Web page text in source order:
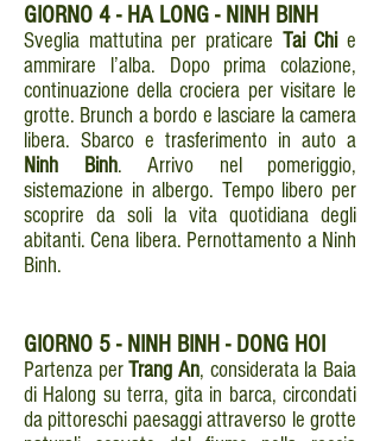
GIORNO 4 - HA LONG - NINH BINH
Sveglia mattutina per praticare Tai Chie
ammirare l’alba. Dopo prima colazione,
continuazione della crociera per visitare le
grotte. Brunch a bordo e lasciare la camera
libera. Sbarco e trasferimento in auto a
Ninh Binh. Arrivo nel pomeriggio,
sistemazione in albergo. Tempo libero per
scoprire da soli la vita quotidiana degli
abitanti. Cena libera. Pernottamento a Ninh
Binh.
GIORNO 5 - NINH BINH - DONG HOI
Partenza perTrang An, considerata la Baia
di Halong su terra, gita in barca, circondati
da pittoreschi paesaggi attraverso le grotte